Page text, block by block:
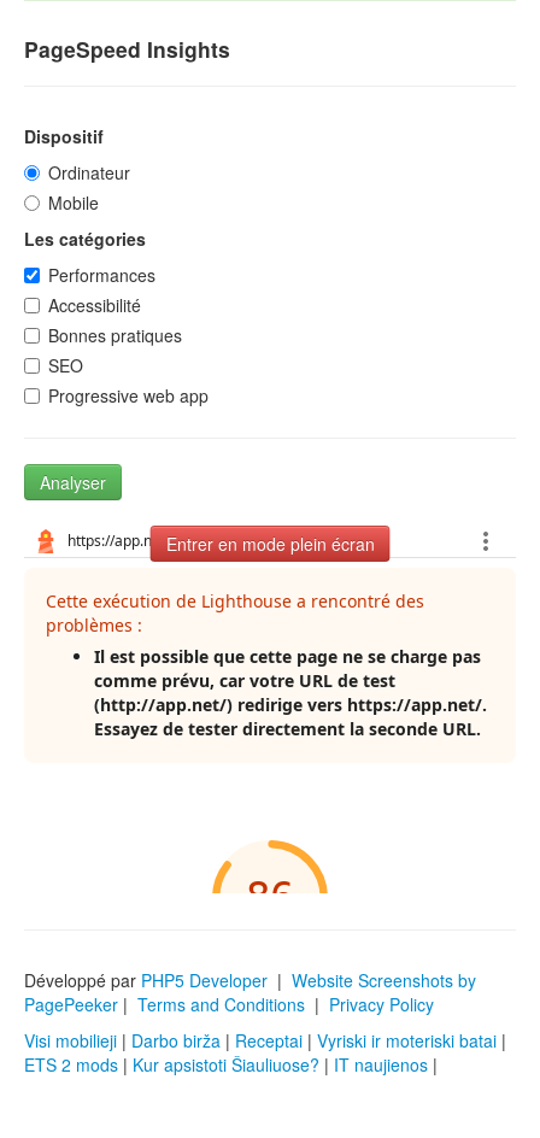
PageSpeed Insights
Dispositif
Ordinateur
Mobile
Les catégories
Performances
Accessibilité
Bonnes pratiques
SEO
Progressive web app
Analyser
Entrer en mode plein écran
Développé par PHP5 Developer | Website Screenshots by
PagePeeker | Terms and Conditions | Privacy Policy
Visi mobilieji | Darbo birža | Receptai | Vyriski ir moteriski batai |
ETS 2 mods | Kur apsistoti Šiauliuose? | IT naujienos |